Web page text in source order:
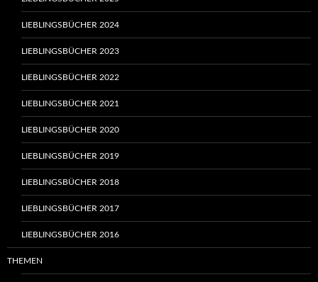
LIEBLINGSBÜCHER 2024
LIEBLINGSBÜCHER 2023
LIEBLINGSBÜCHER 2022
LIEBLINGSBÜCHER 2021
LIEBLINGSBÜCHER 2020
LIEBLINGSBÜCHER 2019
LIEBLINGSBÜCHER 2018
LIEBLINGSBÜCHER 2017
LIEBLINGSBÜCHER 2016
THEMEN